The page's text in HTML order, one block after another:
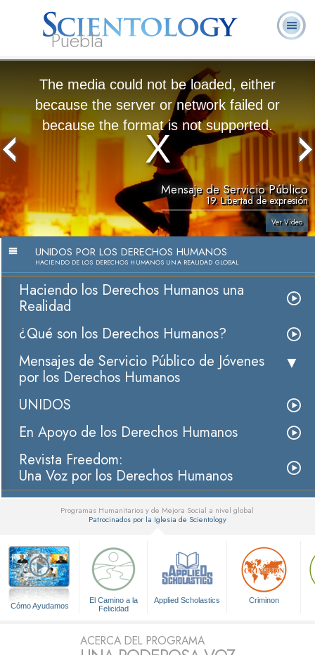
Puebla
The media could not be loaded, either
because the server or network failed or
because the format is not supported.
Mensaje de Servicio Público
19. Libertad de expresión
Ver Video
UNIDOS POR LOS DERECHOS HUMANOS
HACIENDO DE LOS DERECHOS HUMANOS UNA REALIDAD GLOBAL
Haciendo los Derechos Humanos una
Realidad
¿Qué son los Derechos Humanos?
Mensajes de Servicio Público de Jóvenes
por los Derechos Humanos
UNIDOS
En Apoyo de los Derechos Humanos
Revista Freedom:
Una Voz por los Derechos Humanos
Programas Humanitarios y de Mejora Social a nivel global
Patrocinados por la Iglesia de Scientology
Cómo Ayudamos
El Camino a la
Felicidad
Applied Scholastics Criminon
ACERCA DEL PROGRAMA